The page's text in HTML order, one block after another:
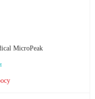
MicroPeak